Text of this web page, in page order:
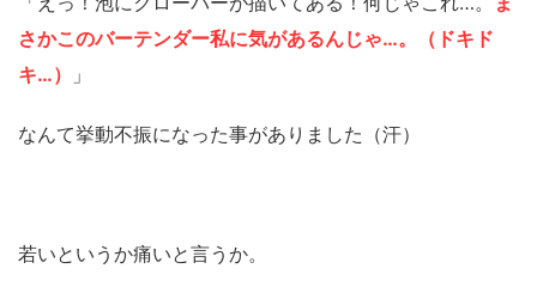
さかこのバーテンダー私に気があるんじゃ…。（ドキド
キ…）
」
なんて挙動不振になった事がありました（汗）
若いというか痛いと言うか。